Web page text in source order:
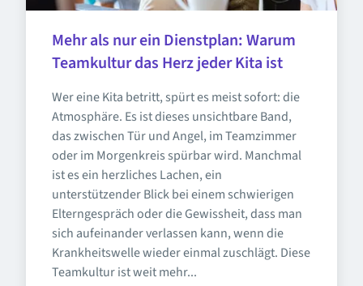
Mehr als nur ein Dienstplan: Warum
Teamkultur das Herz jeder Kita ist
Wer eine Kita betritt, spürt es meist sofort: die
Atmosphäre. Es ist dieses unsichtbare Band,
das zwischen Tür und Angel, im Teamzimmer
oder im Morgenkreis spürbar wird. Manchmal
ist es ein herzliches Lachen, ein
unterstützender Blick bei einem schwierigen
Elterngespräch oder die Gewissheit, dass man
sich aufeinander verlassen kann, wenn die
Krankheitswelle wieder einmal zuschlägt. Diese
Teamkultur ist weit mehr...